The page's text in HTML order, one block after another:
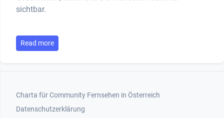
sichtbar.
Read more
Footer 1
Charta für Community Fernsehen in Österreich
Datenschutzerklärung